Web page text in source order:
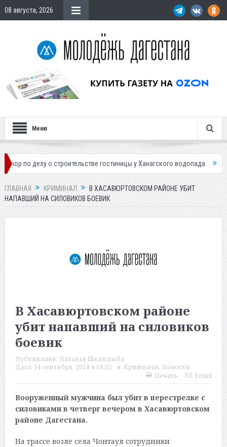
08 августа, 2026
Меню
о строительстве гостиницы у Ханагского водопада Власти
ГЛАВНАЯ КРИМИНАЛ
В ХАСАВЮРТОВСКОМ РАЙОНЕ УБИТ
НАПАВШИЙ НА СИЛОВИКОВ БОЕВИК
В Хасавюртовском районе
убит напавший на силовиков
боевик
Публикация: Наталья Шкандыба
Дата: 14 сентября, 2018 в 08:52 в: Криминал, Новости
Печать
Email
Вооруженный мужчина был убит в перестрелке с
силовиками в четверг вечером в Хасавюртовском
районе Дагестана.
На трассе возле села Чонтаул сотрудники